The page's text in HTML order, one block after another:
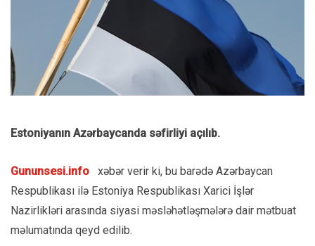
Estoniyanın Azərbaycanda səfirliyi açılıb.
Gununsesi.info xəbər verir ki, bu barədə Azərbaycan
Respublikası ilə Estoniya Respublikası Xarici İşlər
Nazirlikləri arasında siyasi məsləhətləşmələrə dair mətbuat
məlumatında qeyd edilib.